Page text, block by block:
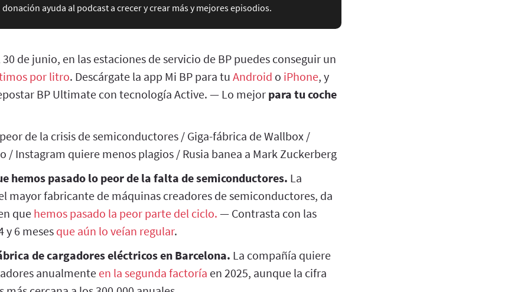
donación ayuda al podcast a crecer y crear más y mejores episodios.
30 de junio, en las estaciones de servicio de BP puedes conseguir un
por litro. Descárgate la app Mi BP para tu Android o iPhone, y
BP Ultimate con tecnología Active. — Lo mejor para tu coche
de la crisis de semiconductores / Giga-fábrica de Wallbox /
/ Instagram quiere menos plagios / Rusia banea a Mark Zuckerberg
hemos pasado lo peor de la falta de semiconductores. La
mayor fabricante de máquinas creadores de semiconductores, da
quehemos pasado la peor parte del ciclo. — Contrasta con las
y 6 meses que aún lo veían regular.
de cargadores eléctricos en Barcelona. La compañía quiere
anualmenteen la segunda factoría en 2025, aunque la cifra